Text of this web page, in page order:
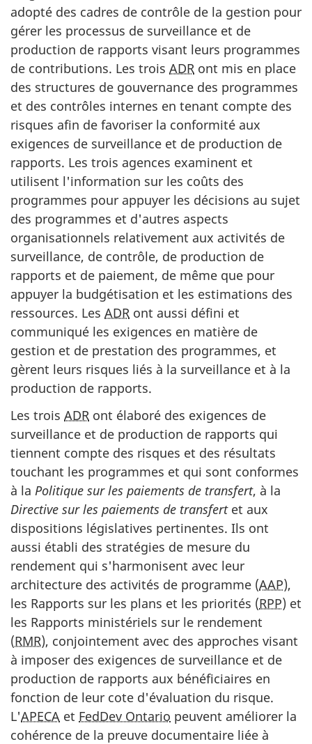
adopté des cadres de contrôle de la gestion pour
gérer les processus de surveillance et de
production de rapports visant leurs programmes
de contributions. Les trois ADR ont mis en place
des structures de gouvernance des programmes
et des contrôles internes en tenant compte des
risques afin de favoriser la conformité aux
exigences de surveillance et de production de
rapports. Les trois agences examinent et
utilisent l'information sur les coûts des
programmes pour appuyer les décisions au sujet
des programmes et d'autres aspects
organisationnels relativement aux activités de
surveillance, de contrôle, de production de
rapports et de paiement, de même que pour
appuyer la budgétisation et les estimations des
ressources. Les ADR ont aussi défini et
communiqué les exigences en matière de
gestion et de prestation des programmes, et
gèrent leurs risques liés à la surveillance et à la
production de rapports.
Les trois ADR ont élaboré des exigences de
surveillance et de production de rapports qui
tiennent compte des risques et des résultats
touchant les programmes et qui sont conformes
à la Politique sur les paiements de transfert, à la
Directive sur les paiements de transfertet aux
dispositions législatives pertinentes. Ils ont
aussi établi des stratégies de mesure du
rendement qui s'harmonisent avec leur
architecture des activités de programme (AAP),
les Rapports sur les plans et les priorités (RPP) et
les Rapports ministériels sur le rendement
(RMR), conjointement avec des approches visant
à imposer des exigences de surveillance et de
production de rapports aux bénéficiaires en
fonction de leur cote d'évaluation du risque.
L'APECA et FedDev Ontario peuvent améliorer la
cohérence de la preuve documentaire liée à